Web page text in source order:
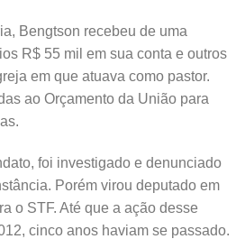
Bengtson recebeu de uma
R$ 55 mil em sua conta e outros
em que atuava como pastor.
ao Orçamento da União para
foi investigado e denunciado
Porém virou deputado em
o STF. Até que a ação desse
cinco anos haviam se passado.